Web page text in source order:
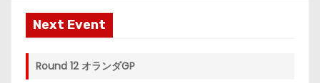
Next Event
Round 12 オランダGP